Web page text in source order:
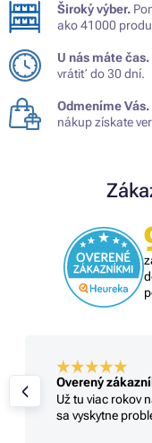
Široký výber.
ako 41000
U nás máte čas.
vrátiť do 30 dní.
Odmeníme Vás.
nákup získate
Overený
Už tu viac rokov
sa vyskytne